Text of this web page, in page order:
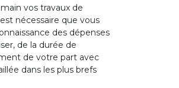
vos travaux de
nécessaire que vous
des dépenses
de la durée de
de votre part avec
dans les plus brefs